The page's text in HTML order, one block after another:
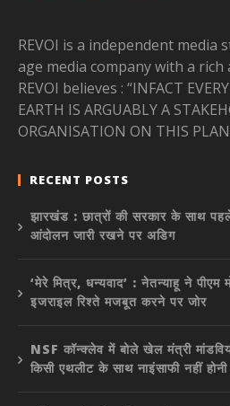
REVOI is a independent media
age media company with a rich
REVOI believes : “INFACT
EARTH IS ARGUABLY A
ORGANISATION ON THIS
RECENT POSTS
झारखंड : छात्रों की सरकार के साथ
आंदोलन जारी रखने पर अडिग
‘मेरे मित्र, धन्यवाद’ : नेतन्याहू ने पीएम
इजराइल रिश्ते मजबूत करने पर जोर
NSF कॉन्क्लेव में बोले खेल मंत्री
किसी एथलीट के साथ नाइंसाफी नहीं होनी